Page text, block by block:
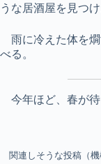
うな居酒屋を見つけ
雨に冷えた体を
べる。
今年ほど、春が
関連しそうな投稿（